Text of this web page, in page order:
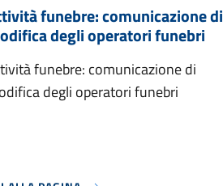
funebre: comunicazione di
degli operatori funebri
funebre: comunicazione di
degli operatori funebri